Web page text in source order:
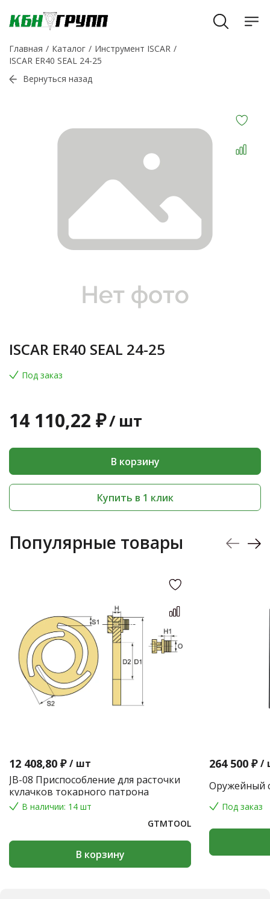
Главная Каталог
Инструмент ISCAR
ISCAR ER40 SEAL 24-25
Вернуться назад
ISCAR ER40 SEAL 24-25
Под заказ
14 110,22 ₽/ шт
В корзину
Купить в 1 клик
Популярные товары
12 408,80 ₽ / шт
JB-08 Приспособление для расточки
кулачков токарного патрона
В наличии: 14 шт
GTMTOOL
В корзину
264 500 ₽ /
Оружейный
Под заказ